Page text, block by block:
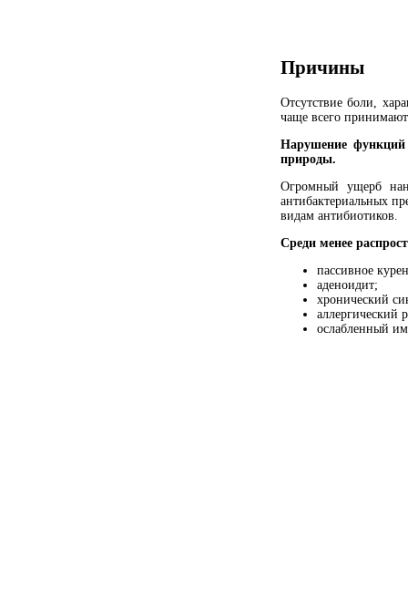
Причины
Отсутствие боли,
чаще всего
Нарушение функций
природы.
Огромный ущерб
антибактериальных
видам антибиотиков.
Среди менее
пассивное
аденоидит;
хронический
аллергический
ослабленный